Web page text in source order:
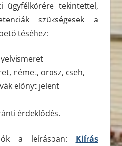
ügyfélkörére tekintettel,
szükségesek a
német, orosz, cseh,
előnyt jelent
érdeklődés.
a leírásban: Kiírás